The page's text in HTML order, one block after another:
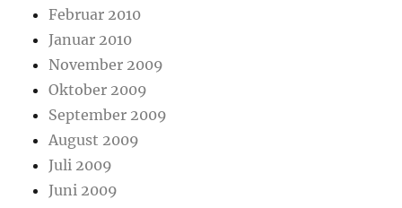
Februar 2010
Januar 2010
November 2009
Oktober 2009
September 2009
August 2009
Juli 2009
Juni 2009